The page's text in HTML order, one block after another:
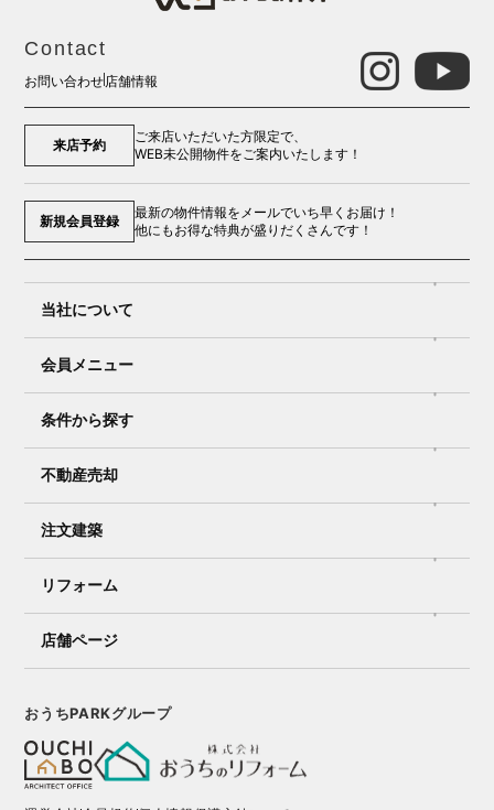
Contact
お問い合わせ店舗情報
来店予約
ご来店いただいた方限定で、
WEB未公開物件をご案内いたします！
新規会員登録
最新の物件情報をメールでいち早くお届け！
他にもお得な特典が盛りだくさんです！
当社について
会員メニュー
条件から探す
不動産売却
注文建築
リフォーム
店舗ページ
おうちPARKグループ